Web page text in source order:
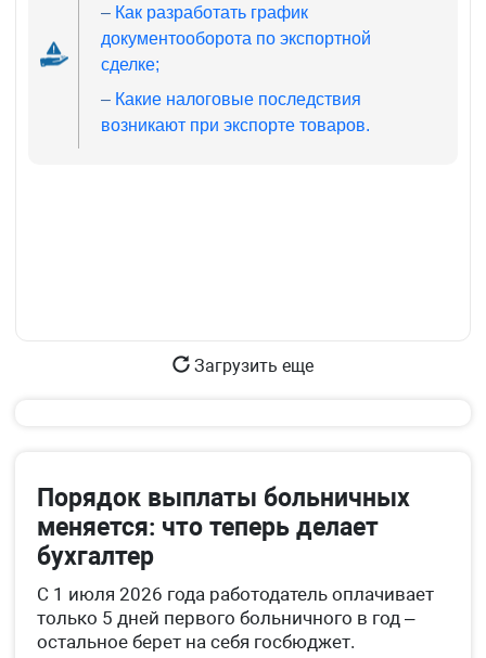
– Как разработать график
документооборота по экспортной
сделке;
– Какие налоговые последствия
возникают при экспорте товаров.
Загрузить еще
Порядок выплаты больничных
меняется: что теперь делает
бухгалтер
С 1 июля 2026 года работодатель оплачивает
только 5 дней первого больничного в год –
остальное берет на себя госбюджет.